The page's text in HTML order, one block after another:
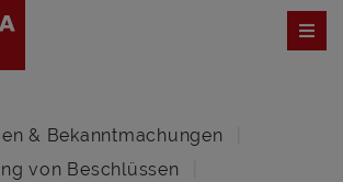
& Bekanntmachungen
von Beschlüssen